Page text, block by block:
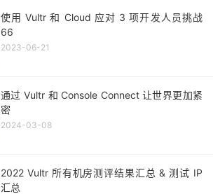
使用 Vultr 和 Cloud 应对 3 项开发人员挑战
66
2023-06-21
通过 Vultr 和 Console Connect 让世界更加紧
密
2024-03-08
2022 Vultr 所有机房测评结果汇总 & 测试 IP
汇总